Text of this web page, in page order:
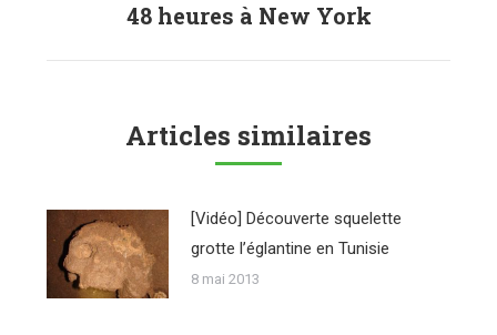
Onglet
48 heures à New York
Articles similaires
[Vidéo] Découverte squelette
grotte l’églantine en Tunisie
8 mai 2013